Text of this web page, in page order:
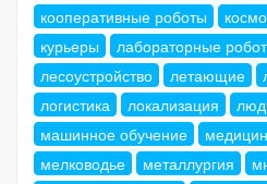
кооперативные роботы
курьеры
лабораторные
лесоустройство
летающие
логистика
локализация
машинное обучение
мелководье
металлургия